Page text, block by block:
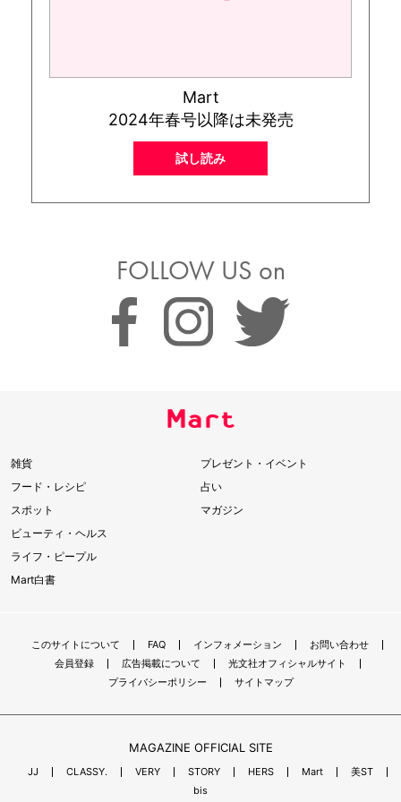
Mart
2024年春号以降は未発売
試し読み
FOLLOW US on
雑貨
フード・レシピ
スポット
ビューティ・ヘルス
ライフ・ピープル
Mart白書
プレゼント・イベント
占い
マガジン
このサイトについて FAQ インフォメーション
お問い合わせ
会員登録
広告掲載について
光文社オフィシャルサイト
プライバシーポリシー
サイトマップ
MAGAZINE OFFICIAL SITE
JJ CLASSY. VERY STORY HERS Mart
美ST
bis